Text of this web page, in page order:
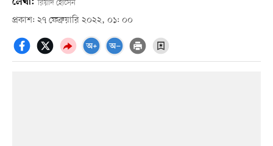
লেখা: রিয়াদ হোসেন
প্রকাশ: ২৭ ফেব্রুয়ারি ২০২২, ০১: ০০